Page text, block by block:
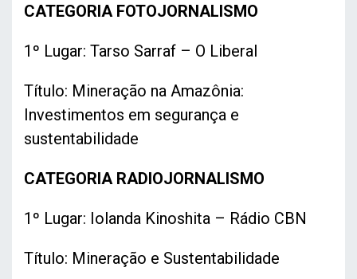
CATEGORIA FOTOJORNALISMO
1º Lugar: Tarso Sarraf – O Liberal
Título: Mineração na Amazônia:
Investimentos em segurança e
sustentabilidade
CATEGORIA RADIOJORNALISMO
1º Lugar: Iolanda Kinoshita – Rádio CBN
Título: Mineração e Sustentabilidade